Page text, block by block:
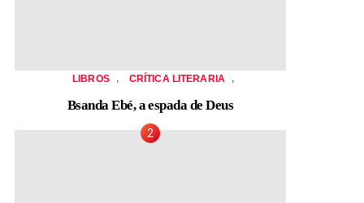
LIBROS , CRÍTICA LITERARIA ,
Bsanda Ebé, a espada de Deus